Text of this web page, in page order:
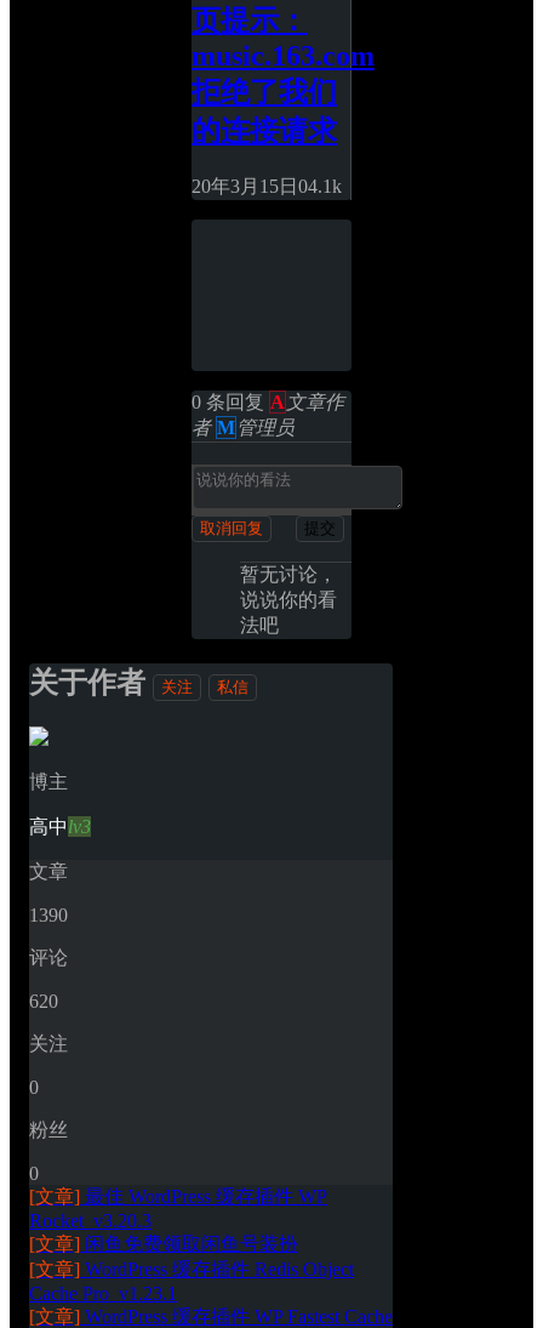
页提示：
music.163.com
拒绝了我们
的连接请求
20年3月15日 04.1k
0 条回复 A 文章作
者 M 管理员
取消回复 提交
暂无讨论，
说说你的看
法吧
关于作者 关注 私信
博主
高中lv3
文章
1390
评论
620
关注
0
粉丝
0
[文章] 最佳 WordPress 缓存插件 WP
Rocket_v3.20.3
[文章] 闲鱼免费领取闲鱼号装扮
[文章] WordPress 缓存插件 Redis Object
Cache Pro_v1.23.1
[文章] WordPress 缓存插件 WP Fastest Cache